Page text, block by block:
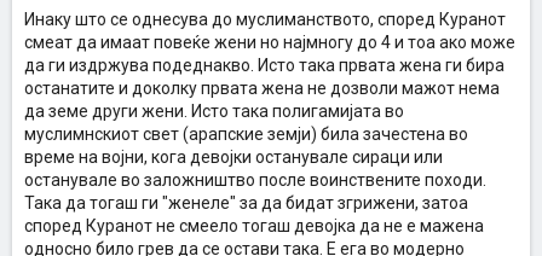
Инаку што се однесува до муслиманството, според Куранот
смеат да имаат повеќе жени но најмногу до 4 и тоа ако може
да ги издржува подеднакво. Исто така првата жена ги бира
останатите и доколку првата жена не дозволи мажот нема
да земе други жени. Исто така полигамијата во
муслимнскиот свет (арапские земји) била зачестена во
време на војни, кога девојки останувале сираци или
останувале во заложништво после воинствените походи.
Така да тогаш ги "женеле" за да бидат згрижени, затоа
според Куранот не смеело тогаш девојка да не е мажена
односно било грев да се остави така. Е ега во модерно